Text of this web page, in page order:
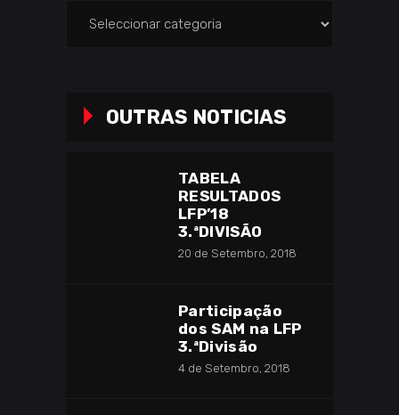
OUTRAS NOTICIAS
TABELA
RESULTADOS
LFP’18
3.ªDIVISÃO
20 de Setembro, 2018
Participação
dos SAM na LFP
3.ªDivisão
4 de Setembro, 2018